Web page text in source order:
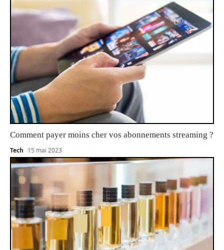
Comment payer moins cher vos abonnements streaming ?
Tech 15 mai 2023